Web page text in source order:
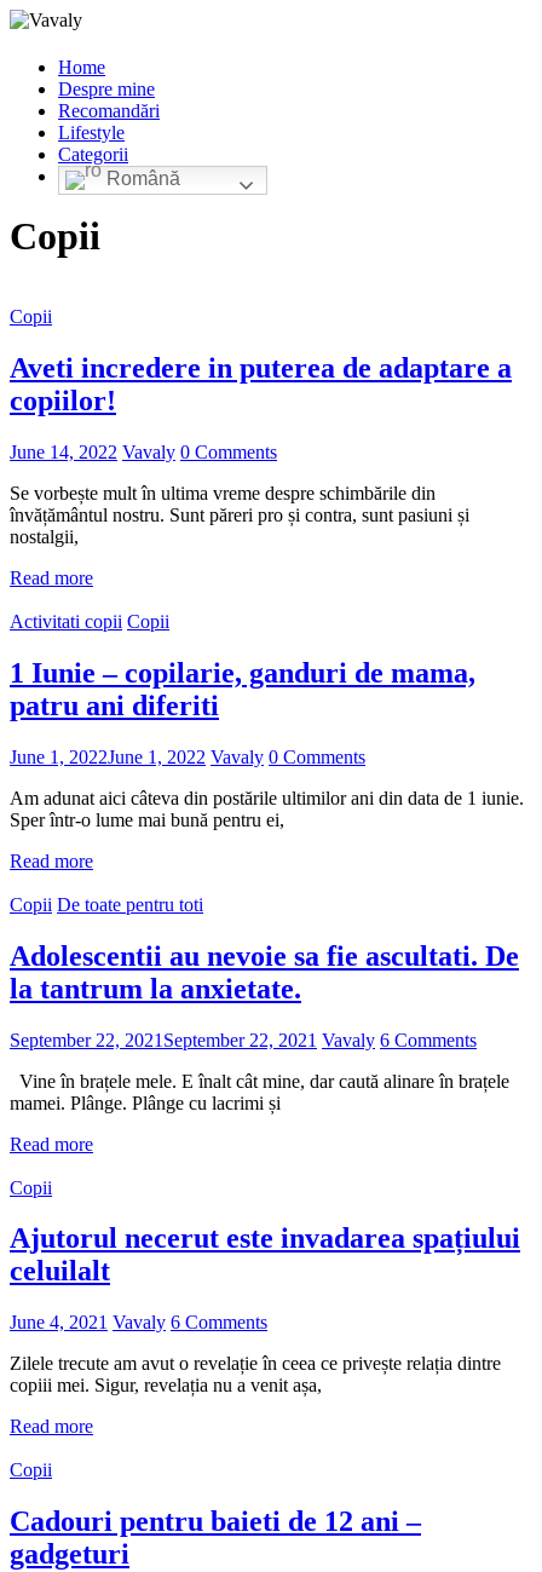
Home
Despre mine
Recomandări
Lifestyle
Categorii
Română
Copii
Copii
Aveti incredere in puterea de adaptare a
copiilor!
June 14, 2022 Vavaly 0 Comments
Se vorbește mult în ultima vreme despre schimbările din
învățământul nostru. Sunt păreri pro și contra, sunt pasiuni și
nostalgii,
Read more
Activitati copii Copii
1 Iunie – copilarie, ganduri de mama,
patru ani diferiti
June 1, 2022June 1, 2022 Vavaly 0 Comments
Am adunat aici câteva din postările ultimilor ani din data de 1 iunie.
Sper într-o lume mai bună pentru ei,
Read more
Copii De toate pentru toti
Adolescentii au nevoie sa fie ascultati. De
la tantrum la anxietate.
September 22, 2021 September 22, 2021 Vavaly 6 Comments
Vine în brațele mele. E înalt cât mine, dar caută alinare în brațele
mamei. Plânge. Plânge cu lacrimi și
Read more
Copii
Ajutorul necerut este invadarea spațiului
celuilalt
June 4, 2021 Vavaly 6 Comments
Zilele trecute am avut o revelație în ceea ce privește relația dintre
copiii mei. Sigur, revelația nu a venit așa,
Read more
Copii
Cadouri pentru baieti de 12 ani –
gadgeturi